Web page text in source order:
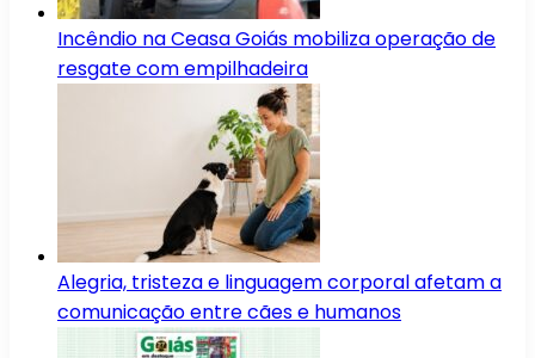
Incêndio na Ceasa Goiás mobiliza operação de
resgate com empilhadeira
Alegria, tristeza e linguagem corporal afetam a
comunicação entre cães e humanos